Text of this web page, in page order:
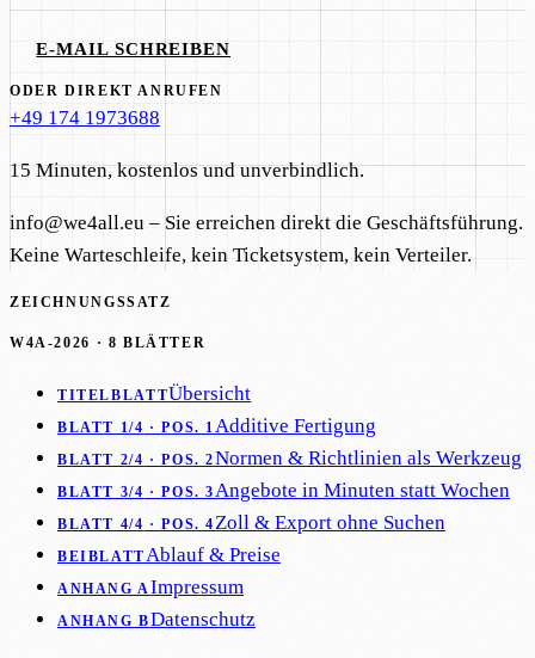
E-MAIL SCHREIBEN
ODER DIREKT ANRUFEN
+49 174 1973688
15 Minuten, kostenlos und unverbindlich.
info@we4all.eu – Sie erreichen direkt die Geschäftsführung.
Keine Warteschleife, kein Ticketsystem, kein Verteiler.
ZEICHNUNGSSATZ
W4A-2026 · 8 BLÄTTER
TITELBLATTÜbersicht
BLATT 1/4 · POS. 1 Additive Fertigung
BLATT 2/4 · POS. 2Normen & Richtlinien als Werkzeug
BLATT 3/4 · POS. 3 Angebote in Minuten statt Wochen
BLATT 4/4 · POS. 4 Zoll & Export ohne Suchen
BEIBLATT Ablauf & Preise
ANHANG A Impressum
ANHANG BDatenschutz